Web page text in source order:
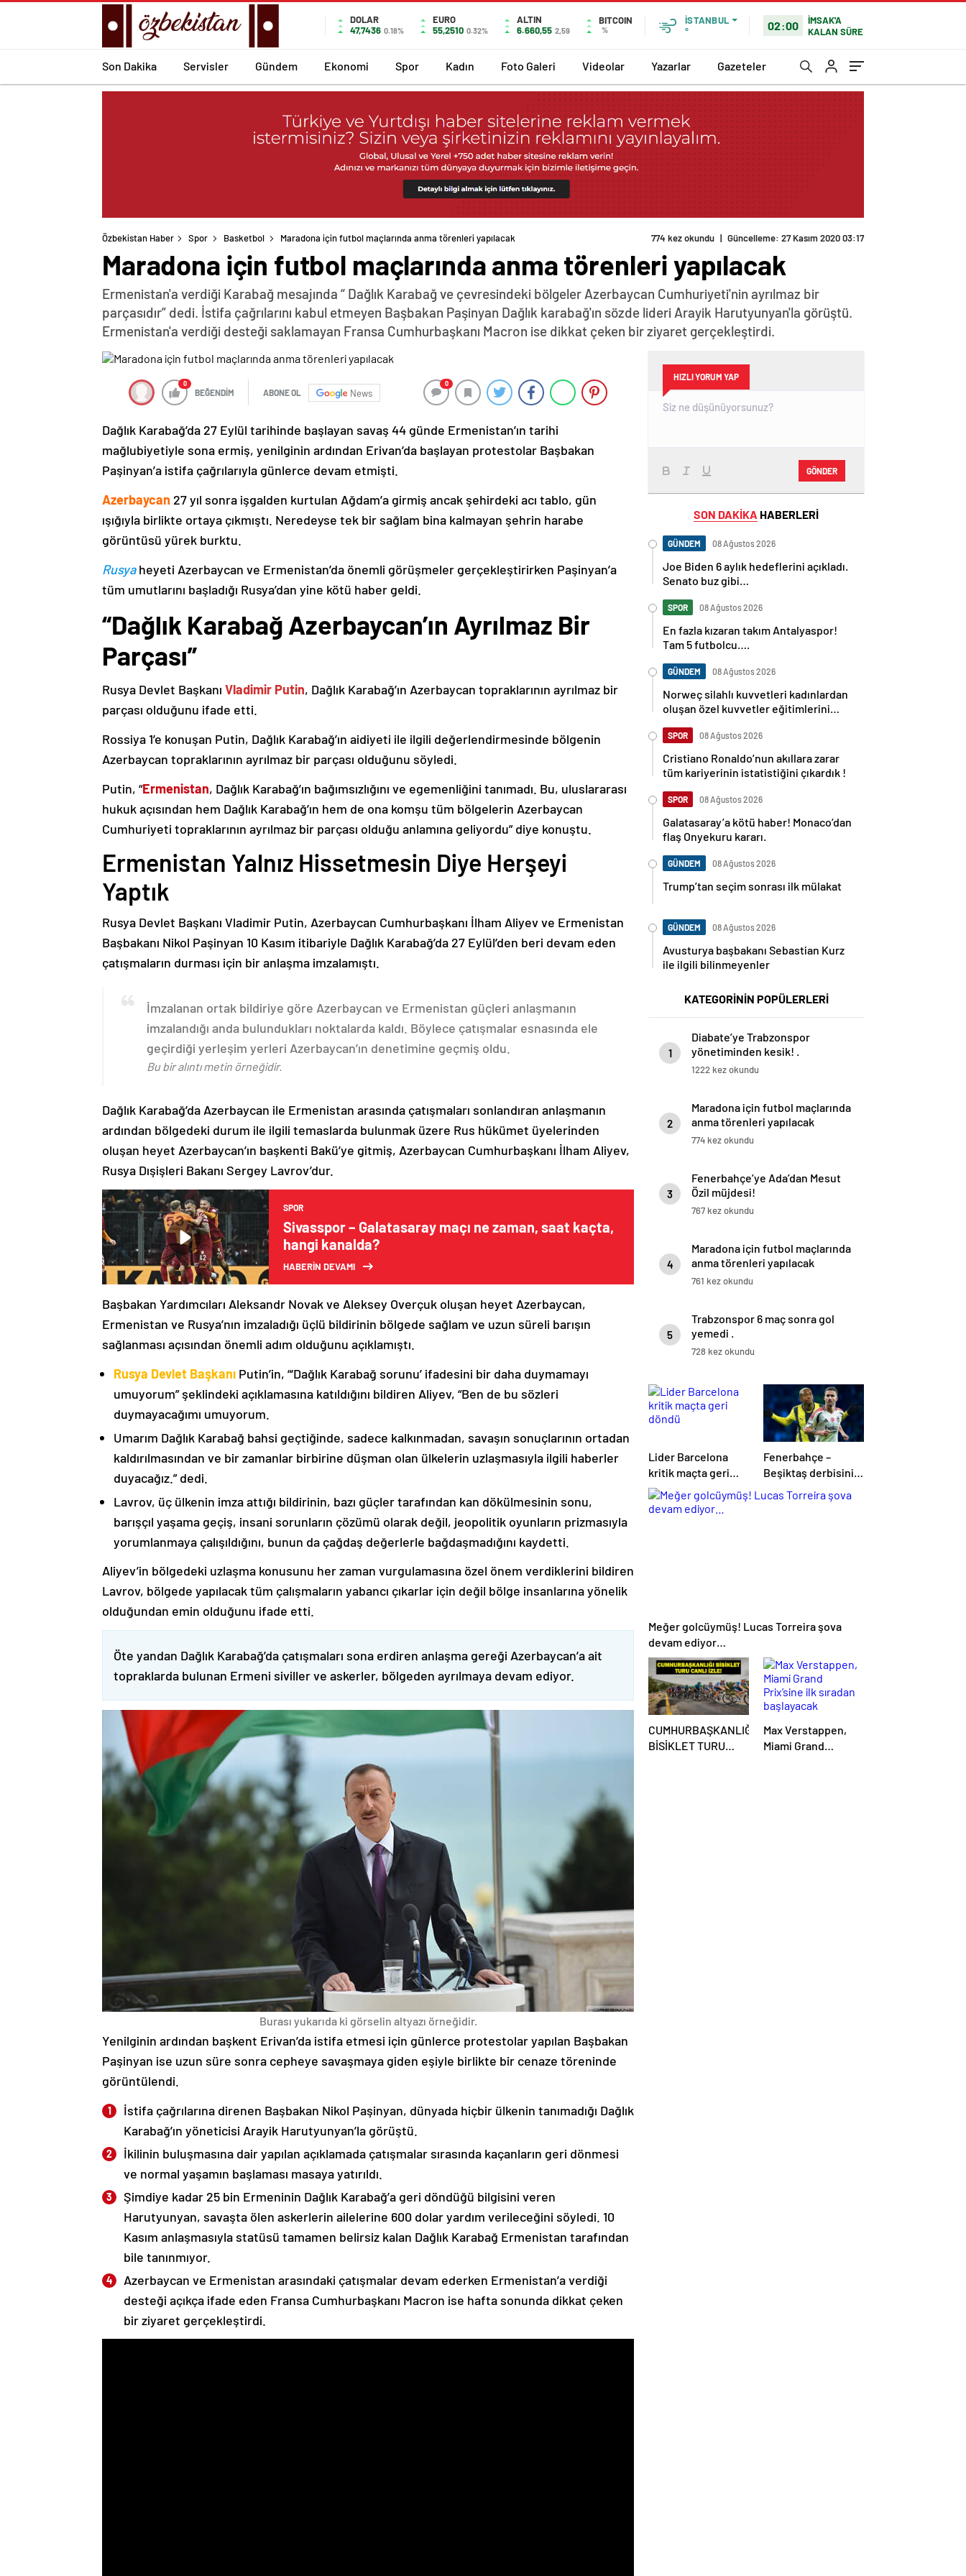
DOLAR
47,7436 0.18%
EURO
55,2510 0.32%
ALTIN
6.660,55 2,59
BITCOIN
%
İSTANBUL
°
02:00
İMSAK'A
KALAN SÜRE
Son Dakika Servisler Gündem Ekonomi Spor Kadın Foto Galeri Videolar Yazarlar Gazeteler
Özbekistan Haber Spor Basketbol Maradona için futbol maçlarında anma törenleri yapılacak 774 kez okundu | Güncelleme: 27 Kasım 2020 03:17
Maradona için futbol maçlarında anma törenleri yapılacak
Ermenistan'a verdiği Karabağ mesajında “ Dağlık Karabağ ve çevresindeki bölgeler Azerbaycan Cumhuriyeti'nin ayrılmaz bir
parçasıdır” dedi. İstifa çağrılarını kabul etmeyen Başbakan Paşinyan Dağlık karabağ'ın sözde lideri Arayik Harutyunyan'la görüştü.
Ermenistan'a verdiği desteği saklamayan Fransa Cumhurbaşkanı Macron ise dikkat çeken bir ziyaret gerçekleştirdi.
0
BEĞENDİM ABONE OL News
0
Dağlık Karabağ’da 27 Eylül tarihinde başlayan savaş 44 günde Ermenistan’ın tarihi
mağlubiyetiyle sona ermiş, yenilginin ardından Erivan’da başlayan protestolar Başbakan
Paşinyan’a istifa çağrılarıyla günlerce devam etmişti.
Azerbaycan 27 yıl sonra işgalden kurtulan Ağdam’a girmiş ancak şehirdeki acı tablo, gün
ışığıyla birlikte ortaya çıkmıştı. Neredeyse tek bir sağlam bina kalmayan şehrin harabe
görüntüsü yürek burktu.
Rusyaheyeti Azerbaycan ve Ermenistan’da önemli görüşmeler gerçekleştirirken Paşinyan’a
tüm umutlarını başladığı Rusya’dan yine kötü haber geldi.
“Dağlık Karabağ Azerbaycan’ın Ayrılmaz Bir
Parçası”
Rusya Devlet Başkanı Vladimir Putin, Dağlık Karabağ’ın Azerbaycan topraklarının ayrılmaz bir
parçası olduğunu ifade etti.
Rossiya 1’e konuşan Putin, Dağlık Karabağ’ın aidiyeti ile ilgili değerlendirmesinde bölgenin
Azerbaycan topraklarının ayrılmaz bir parçası olduğunu söyledi.
Putin, “Ermenistan, Dağlık Karabağ’ın bağımsızlığını ve egemenliğini tanımadı. Bu, uluslararası
hukuk açısından hem Dağlık Karabağ’ın hem de ona komşu tüm bölgelerin Azerbaycan
Cumhuriyeti topraklarının ayrılmaz bir parçası olduğu anlamına geliyordu” diye konuştu.
Ermenistan Yalnız Hissetmesin Diye Herşeyi
Yaptık
Rusya Devlet Başkanı Vladimir Putin, Azerbaycan Cumhurbaşkanı İlham Aliyev ve Ermenistan
Başbakanı Nikol Paşinyan 10 Kasım itibariyle Dağlık Karabağ’da 27 Eylül’den beri devam eden
çatışmaların durması için bir anlaşma imzalamıştı.
İmzalanan ortak bildiriye göre Azerbaycan ve Ermenistan güçleri anlaşmanın
imzalandığı anda bulundukları noktalarda kaldı. Böylece çatışmalar esnasında ele
geçirdiği yerleşim yerleri Azerbaycan’ın denetimine geçmiş oldu.
Bu bir alıntı metin örneğidir.
Dağlık Karabağ’da Azerbaycan ile Ermenistan arasında çatışmaları sonlandıran anlaşmanın
ardından bölgedeki durum ile ilgili temaslarda bulunmak üzere Rus hükümet üyelerinden
oluşan heyet Azerbaycan’ın başkenti Bakü’ye gitmiş, Azerbaycan Cumhurbaşkanı İlham Aliyev,
Rusya Dışişleri Bakanı Sergey Lavrov’dur.
SPOR
Sivasspor – Galatasaray maçı ne zaman, saat kaçta,
hangi kanalda?
HABERİN DEVAMI
Başbakan Yardımcıları Aleksandr Novak ve Aleksey Overçuk oluşan heyet Azerbaycan,
Ermenistan ve Rusya’nın imzaladığı üçlü bildirinin bölgede sağlam ve uzun süreli barışın
sağlanması açısından önemli adım olduğunu açıklamıştı.
Rusya Devlet Başkanı Putin’in, “‘Dağlık Karabağ sorunu’ ifadesini bir daha duymamayı
umuyorum” şeklindeki açıklamasına katıldığını bildiren Aliyev, “Ben de bu sözleri
duymayacağımı umuyorum.
Umarım Dağlık Karabağ bahsi geçtiğinde, sadece kalkınmadan, savaşın sonuçlarının ortadan
kaldırılmasından ve bir zamanlar birbirine düşman olan ülkelerin uzlaşmasıyla ilgili haberler
duyacağız.” dedi.
Lavrov, üç ülkenin imza attığı bildirinin, bazı güçler tarafından kan dökülmesinin sonu,
barışçıl yaşama geçiş, insani sorunların çözümü olarak değil, jeopolitik oyunların prizmasıyla
yorumlanmaya çalışıldığını, bunun da çağdaş değerlerle bağdaşmadığını kaydetti.
Aliyev’in bölgedeki uzlaşma konusunu her zaman vurgulamasına özel önem verdiklerini bildiren
Lavrov, bölgede yapılacak tüm çalışmaların yabancı çıkarlar için değil bölge insanlarına yönelik
olduğundan emin olduğunu ifade etti.
Öte yandan Dağlık Karabağ’da çatışmaları sona erdiren anlaşma gereği Azerbaycan’a ait
topraklarda bulunan Ermeni siviller ve askerler, bölgeden ayrılmaya devam ediyor.
Burası yukarıda ki görselin altyazı örneğidir.
Yenilginin ardından başkent Erivan’da istifa etmesi için günlerce protestolar yapılan Başbakan
Paşinyan ise uzun süre sonra cepheye savaşmaya giden eşiyle birlikte bir cenaze töreninde
görüntülendi.
İstifa çağrılarına direnen Başbakan Nikol Paşinyan, dünyada hiçbir ülkenin tanımadığı Dağlık
Karabağ’ın yöneticisi Arayik Harutyunyan’la görüştü.
İkilinin buluşmasına dair yapılan açıklamada çatışmalar sırasında kaçanların geri dönmesi
ve normal yaşamın başlaması masaya yatırıldı.
Şimdiye kadar 25 bin Ermeninin Dağlık Karabağ’a geri döndüğü bilgisini veren
Harutyunyan, savaşta ölen askerlerin ailelerine 600 dolar yardım verileceğini söyledi. 10
Kasım anlaşmasıyla statüsü tamamen belirsiz kalan Dağlık Karabağ Ermenistan tarafından
bile tanınmıyor.
Azerbaycan ve Ermenistan arasındaki çatışmalar devam ederken Ermenistan’a verdiği
desteği açıkça ifade eden Fransa Cumhurbaşkanı Macron ise hafta sonunda dikkat çeken
bir ziyaret gerçekleştirdi.
HIZLI YORUM YAP
GÖNDER
SON DAKİKA HABERLERİ
GÜNDEM 08 Ağustos 2026
Joe Biden 6 aylık hedeflerini açıkladı.
Senato buz gibi…
SPOR 08 Ağustos 2026
En fazla kızaran takım Antalyaspor!
Tam 5 futbolcu….
GÜNDEM 08 Ağustos 2026
Norweç silahlı kuvvetleri kadınlardan
oluşan özel kuvvetler eğitimlerini
SPOR 08 Ağustos 2026
Cristiano Ronaldo’nun akıllara zarar
tüm kariyerinin istatistiğini çıkardık !
SPOR 08 Ağustos 2026
Galatasaray’a kötü haber! Monaco’dan
flaş Onyekuru kararı.
GÜNDEM 08 Ağustos 2026
Trump’tan seçim sonrası ilk mülakat
GÜNDEM 08 Ağustos 2026
Avusturya başbakanı Sebastian Kurz
ile ilgili bilinmeyenler
KATEGORİNİN POPÜLERLERİ
1
Diabate’ye Trabzonspor
yönetiminden kesik! .
1222 kez okundu
2
Maradona için futbol maçlarında
anma törenleri yapılacak
774 kez okundu
3
Fenerbahçe’ye Ada’dan Mesut
Özil müjdesi!
767 kez okundu
4
Maradona için futbol maçlarında
anma törenleri yapılacak
761 kez okundu
5
Trabzonspor 6 maç sonra gol
yemedi .
728 kez okundu
Lider Barcelona
kritik maçta geri
döndü
Fenerbahçe –
Beşiktaş derbisinin
en formda ayakları:
Anderson Talisca
Meğer golcüymüş! Lucas Torreira şova
devam ediyor…
CUMHURBAŞKANLIĞI
BİSİKLET TURU
Max Verstappen,
Miami Grand